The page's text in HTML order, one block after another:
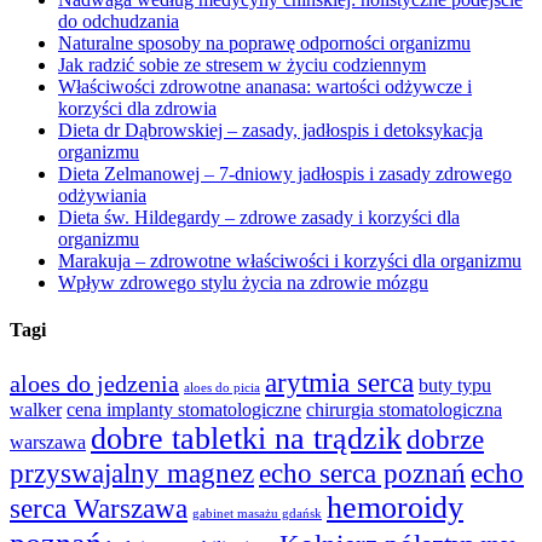
do odchudzania
Naturalne sposoby na poprawę odporności organizmu
Jak radzić sobie ze stresem w życiu codziennym
Właściwości zdrowotne ananasa: wartości odżywcze i
korzyści dla zdrowia
Dieta dr Dąbrowskiej – zasady, jadłospis i detoksykacja
organizmu
Dieta Zelmanowej – 7-dniowy jadłospis i zasady zdrowego
odżywiania
Dieta św. Hildegardy – zdrowe zasady i korzyści dla
organizmu
Marakuja – zdrowotne właściwości i korzyści dla organizmu
Wpływ zdrowego stylu życia na zdrowie mózgu
Tagi
aloes do jedzenia aloes do picia arytmia serca buty typu
walker cena implanty stomatologiczne chirurgia stomatologiczna
warszawa dobre tabletki na trądzikdobrze
przyswajalny magnezecho serca poznań echo
serca Warszawa gabinet masażu gdańsk hemoroidy